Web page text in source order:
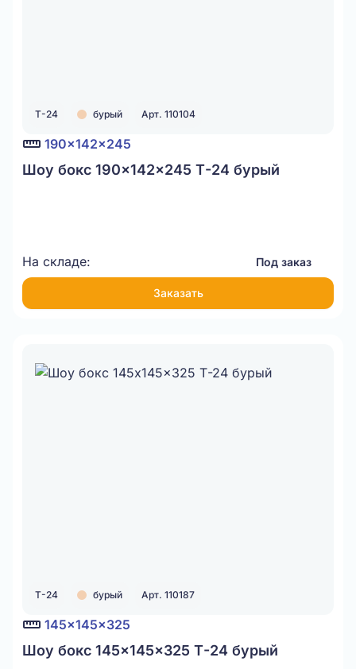
Т-24 бурый Арт. 110104
190x142x245
Шоу бокс 190x142x245 Т-24 бурый
На складе: Под заказ
Заказать
Т-24 бурый Арт. 110187
145x145x325
Шоу бокс 145x145x325 Т-24 бурый